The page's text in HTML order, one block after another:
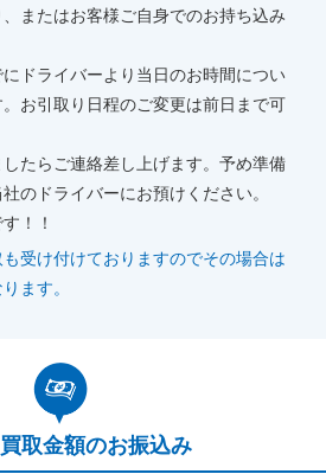
またはお客様ご自身でのお持ち込み
ドライバーより当日のお時間につい
お引取り日程のご変更は前日まで可
たらご連絡差し上げます。予め準備
のドライバーにお預けください。
！！
受け付けておりますのでその場合は
ます。
買取金額のお振込み